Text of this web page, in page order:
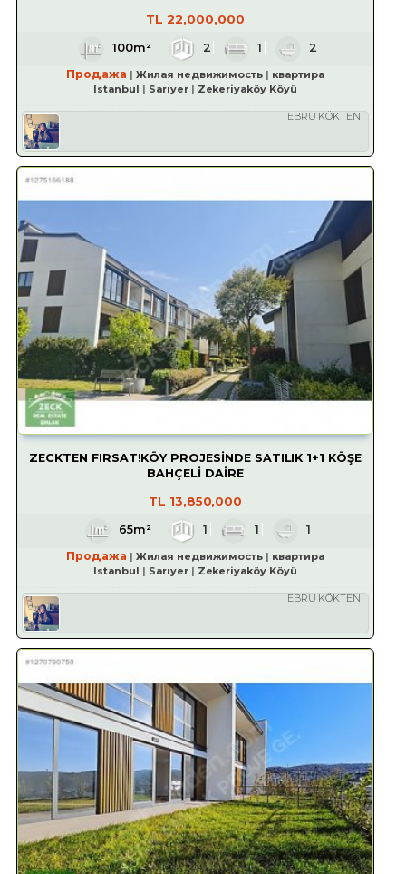
TL 22,000,000
100m² 2 1
2
Продажа
Жилая недвижимость
квартира
Istanbul
Sarıyer Zekeriyaköy Köyü
EBRU KÖKTEN
ZECKTEN FIRSAT!KÖY PROJESİNDE SATILIK 1+1 KÖŞE
BAHÇELİ DAİRE
TL 13,850,000
65m² 1 1
1
Продажа
Жилая недвижимость
квартира
Istanbul
Sarıyer Zekeriyaköy Köyü
EBRU KÖKTEN